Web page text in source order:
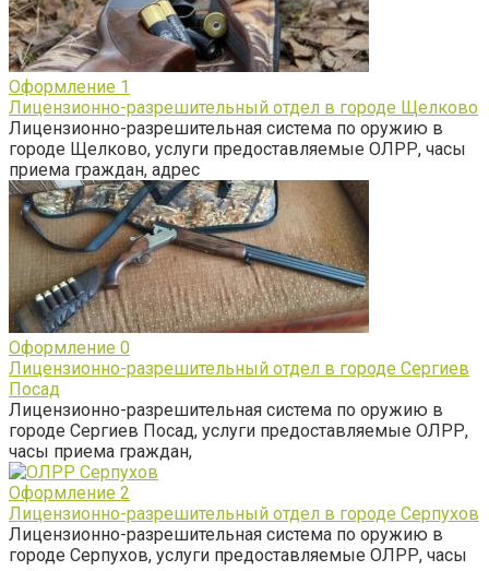
Оформление 1
Лицензионно-разрешительный отдел в городе Щелково
Лицензионно-разрешительная система по оружию в
городе Щелково, услуги предоставляемые ОЛРР, часы
приема граждан, адрес
Оформление 0
Лицензионно-разрешительный отдел в городе Сергиев
Посад
Лицензионно-разрешительная система по оружию в
городе Сергиев Посад, услуги предоставляемые ОЛРР,
часы приема граждан,
Оформление 2
Лицензионно-разрешительный отдел в городе Серпухов
Лицензионно-разрешительная система по оружию в
городе Серпухов, услуги предоставляемые ОЛРР, часы